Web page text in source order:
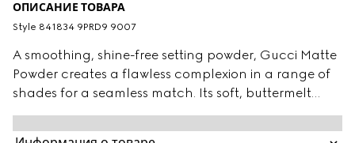
ОПИСАНИЕ ТОВАРА
Style ‎841834 9PRD9 9007
A smoothing, shine-free setting powder, Gucci Matte
Powder creates a flawless complexion in a range of
shades for a seamless match. Its soft, buttermelt
texture glides on with a sponge applicator, delivering
instant blurring and mattifying results. Infused with